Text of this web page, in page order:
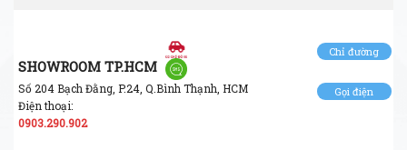
SHOWROOM TP.HCM
Số 204 Bạch Đằng, P.24, Q.Bình Thạnh, HCM
Điện thoại:
0903.290.902
Chỉ đường
Gọi điện